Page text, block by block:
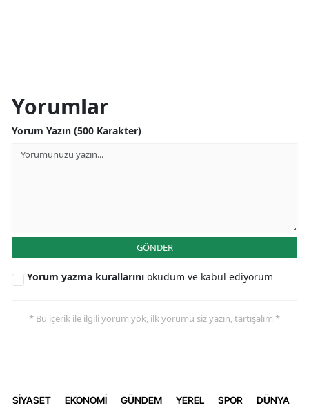
Yorumlar
Yorum Yazın (500 Karakter)
GÖNDER
Yorum yazma kurallarını okudum ve kabul ediyorum
* Bu içerik ile ilgili yorum yok, ilk yorumu siz yazın, tartışalım *
SİYASET EKONOMİ GÜNDEM YEREL SPOR DÜNYA